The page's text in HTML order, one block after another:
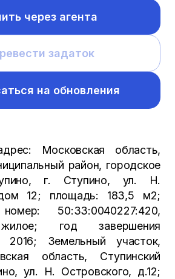
через агента
задаток
на обновления
Московская область,
район, городское
г. Ступино, ул. Н.
12; площадь: 183,5 м2;
50:33:0040227:420,
жилое; год завершения
2016; Земельный участок,
область, Ступинский
ул. Н. Островского, д.12;